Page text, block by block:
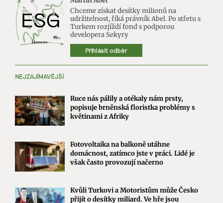
Chceme získat desítky milionů na
udržitelnost, říká právník Abel. Po střetu s
Turkem rozjíždí fond s podporou
developera Sekyry
Přihlásit odběr
NEJZAJÍMAVĚJŠÍ
Ruce nás pálily a otékaly nám prsty,
popisuje brněnská floristka problémy s
květinami z Afriky
Fotovoltaika na balkoně utáhne
domácnost, zatímco jste v práci. Lidé je
však často provozují načerno
Kvůli Turkovi a Motoristům může Česko
přijít o desítky miliard. Ve hře jsou